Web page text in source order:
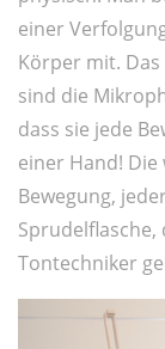
einer
Körper mit.
sind die
dass sie jede
einer Hand!
Bewegung,
Sprudelflasche,
Tontechniker